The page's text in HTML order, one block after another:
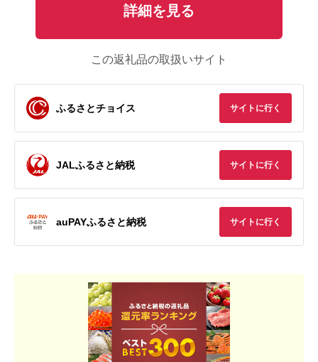
詳細を見る
この返礼品の取扱いサイト
ふるさとチョイス サイトに行く
JALふるさと納税 サイトに行く
auPAYふるさと納税 サイトに行く